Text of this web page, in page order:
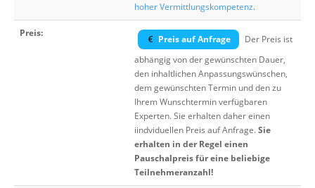
hoher Vermittlungskompetenz.
Preis:
Preis auf Anfrage
Der Preis ist
abhängig von der gewünschten Dauer,
den inhaltlichen Anpassungswünschen,
dem gewünschten Termin und den zu
Ihrem Wunschtermin verfügbaren
Experten. Sie erhalten daher einen
iindviduellen Preis auf Anfrage.Sie
erhalten in der Regel einen
Pauschalpreis für eine beliebige
Teilnehmeranzahl!